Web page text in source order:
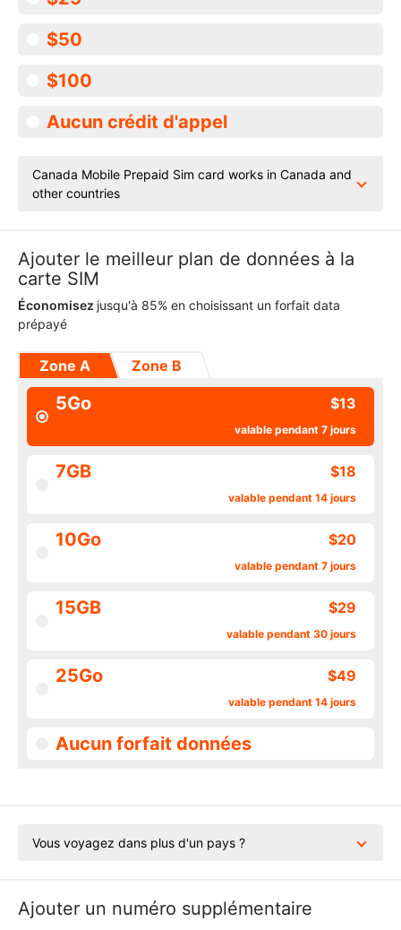
$50
$100
Aucun crédit d'appel
Canada Mobile Prepaid Sim card works in Canada and
other countries
Ajouter le meilleur plan de données à la
carte SIM
Économisez jusqu'à 85% en choisissant un forfait data
prépayé
Zone A Zone B
$13
5Go
valable pendant 7 jours
$18
7GB
valable pendant 14 jours
$20
10Go
valable pendant 7 jours
$29
15GB
valable pendant 30 jours
$49
25Go
valable pendant 14 jours
Aucun forfait données
Vous voyagez dans plus d'un pays ?
Ajouter un numéro supplémentaire